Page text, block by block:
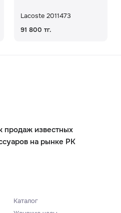
Lacoste 2011473
91 800 тг.
продаж известных
на рынке РК
Каталог